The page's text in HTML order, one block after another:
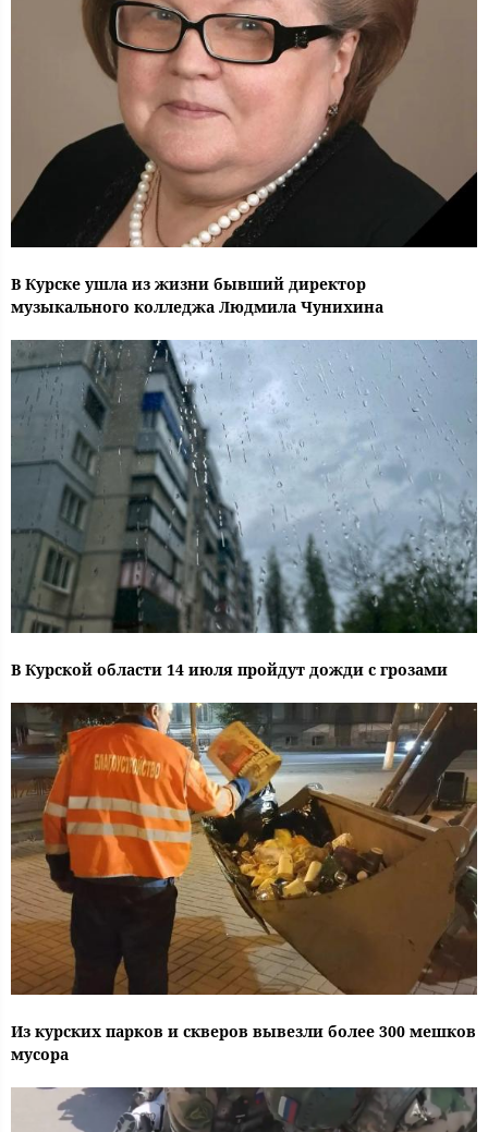
В Курске ушла из жизни бывший директор
музыкального колледжа Людмила Чунихина
В Курской области 14 июля пройдут дожди с грозами
Из курских парков и скверов вывезли более 300 мешков
мусора